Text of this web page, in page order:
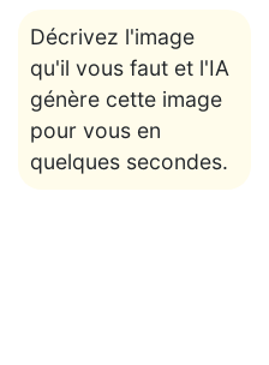
Décrivez l'image
qu'il vous faut et l'IA
génère cette image
pour vous en
quelques secondes.